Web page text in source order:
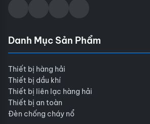
Danh Mục Sản Phẩm
Thiết bị hàng hải
Thiết bị dầu khí
Thiết bị liên lạc hàng hải
Thiết bị an toàn
Đèn chống cháy nổ